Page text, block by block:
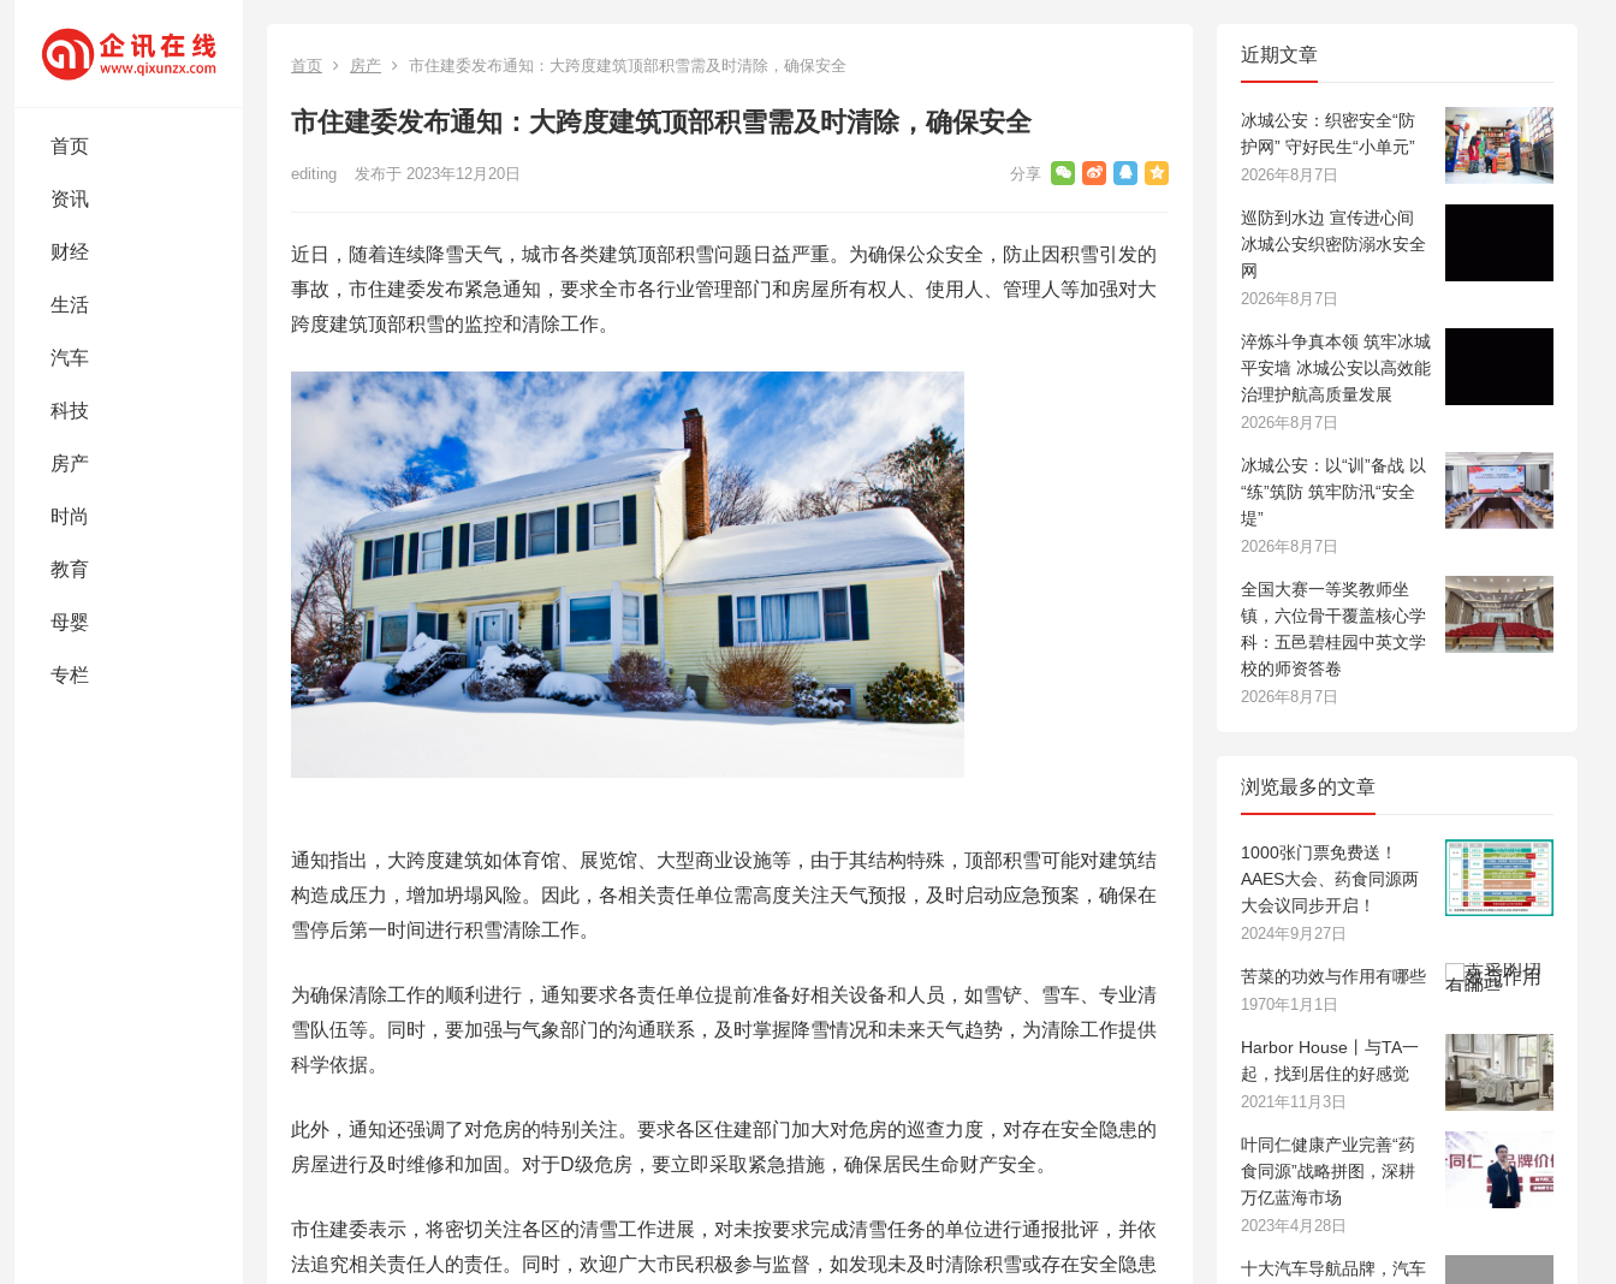
首页
资讯
财经
生活
汽车
科技
房产
时尚
教育
母婴
专栏
首页 房产 市住建委发布通知：大跨度建筑顶部积雪需及时清除，确保安全
市住建委发布通知：大跨度建筑顶部积雪需及时清除，确保安全
editing 发布于 2023年12月20日
近日，随着连续降雪天气，城市各类建筑顶部积雪问题日益严重。为确保公众安全，防止因积雪引发的
事故，市住建委发布紧急通知，要求全市各行业管理部门和房屋所有权人、使用人、管理人等加强对大
跨度建筑顶部积雪的监控和清除工作。
通知指出，大跨度建筑如体育馆、展览馆、大型商业设施等，由于其结构特殊，顶部积雪可能对建筑结
构造成压力，增加坍塌风险。因此，各相关责任单位需高度关注天气预报，及时启动应急预案，确保在
雪停后第一时间进行积雪清除工作。
为确保清除工作的顺利进行，通知要求各责任单位提前准备好相关设备和人员，如雪铲、雪车、专业清
雪队伍等。同时，要加强与气象部门的沟通联系，及时掌握降雪情况和未来天气趋势，为清除工作提供
科学依据。
此外，通知还强调了对危房的特别关注。要求各区住建部门加大对危房的巡查力度，对存在安全隐患的
房屋进行及时维修和加固。对于D级危房，要立即采取紧急措施，确保居民生命财产安全。
市住建委表示，将密切关注各区的清雪工作进展，对未按要求完成清雪任务的单位进行通报批评，并依
法追究相关责任人的责任。同时，欢迎广大市民积极参与监督，如发现未及时清除积雪或存在安全隐患
近期文章
冰城公安：织密安全“防
护网” 守好民生“小单元”
2026年8月7日
巡防到水边 宣传进心间
冰城公安织密防溺水安全
网
2026年8月7日
淬炼斗争真本领 筑牢冰城
平安墙 冰城公安以高效能
治理护航高质量发展
2026年8月7日
冰城公安：以“训”备战 以
“练”筑防 筑牢防汛“安全
堤”
2026年8月7日
全国大赛一等奖教师坐
镇，六位骨干覆盖核心学
科：五邑碧桂园中英文学
校的师资答卷
2026年8月7日
浏览最多的文章
1000张门票免费送！
AAES大会、药食同源两
大会议同步开启！
2024年9月27日
苦菜的功效与作用有哪些
1970年1月1日
Harbor House丨与TA一
起，找到居住的好感觉
2021年11月3日
叶同仁健康产业完善“药
食同源”战略拼图，深耕
万亿蓝海市场
2023年4月28日
十大汽车导航品牌，汽车